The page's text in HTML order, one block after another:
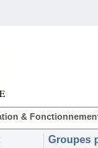
&
Groupes